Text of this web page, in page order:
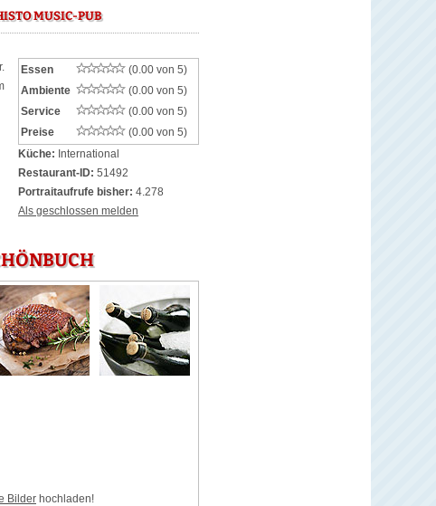
MUSIC-PUB
Essen
(0.00 von 5)
Ambiente
(0.00 von 5)
Service
(0.00 von 5)
Preise
(0.00 von 5)
Küche: International
Restaurant-ID: 51492
Portraitaufrufe bisher: 4.278
Als geschlossen melden
Bilder hochladen!